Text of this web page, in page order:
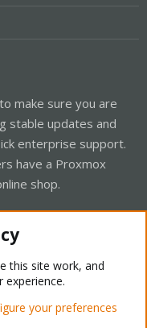
make sure you are
stable updates and
enterprise support.
have a Proxmox
shop.
Light Mode
this site work, and
your preferences